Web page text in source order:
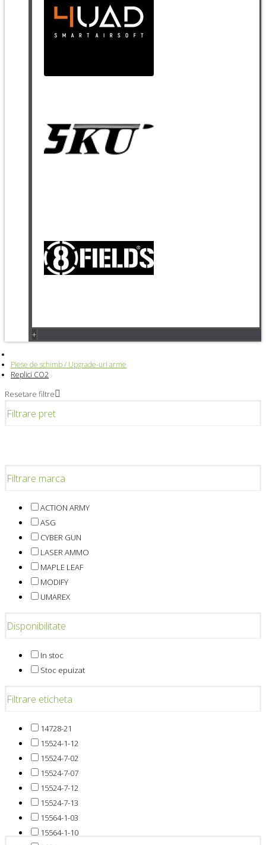
+
Piese de schimb / Upgrade-uri arme
Replici CO2
Resetare filtre
Filtrare pret
Filtrare marca
ACTION ARMY
ASG
CYBER GUN
LASER AMMO
MAPLE LEAF
MODIFY
UMAREX
Disponibilitate
In stoc
Stoc epuizat
Filtrare eticheta
14728-21
15524-1-12
15524-7-02
15524-7-07
15524-7-12
15524-7-13
15564-1-03
15564-1-10